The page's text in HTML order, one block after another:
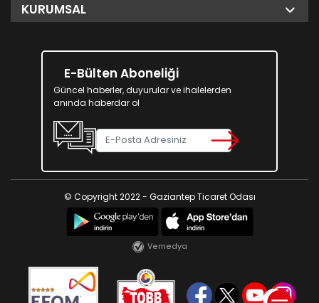
KURUMSAL
E-Bülten Aboneliği
Güncel haberler, duyurular ve ihalelerden
anında haberdar ol
© Copyright 2022 - Gaziantep Ticaret Odası
Vemedya